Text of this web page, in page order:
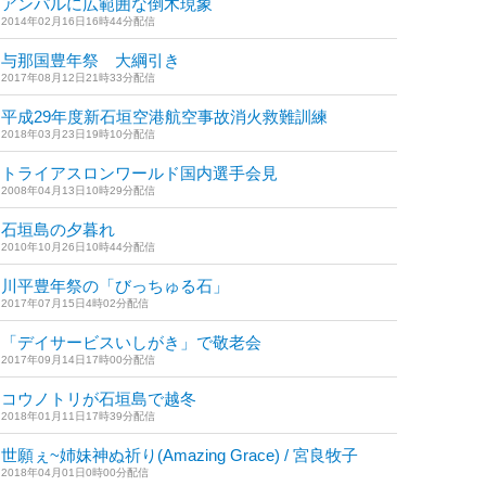
アンパルに広範囲な倒木現象
2014年02月16日16時44分配信
与那国豊年祭 大綱引き
2017年08月12日21時33分配信
平成29年度新石垣空港航空事故消火救難訓練
2018年03月23日19時10分配信
トライアスロンワールド国内選手会見
2008年04月13日10時29分配信
石垣島の夕暮れ
2010年10月26日10時44分配信
川平豊年祭の「びっちゅる石」
2017年07月15日4時02分配信
「デイサービスいしがき」で敬老会
2017年09月14日17時00分配信
コウノトリが石垣島で越冬
2018年01月11日17時39分配信
世願ぇ~姉妹神ぬ祈り(Amazing Grace) / 宮良牧子
2018年04月01日0時00分配信